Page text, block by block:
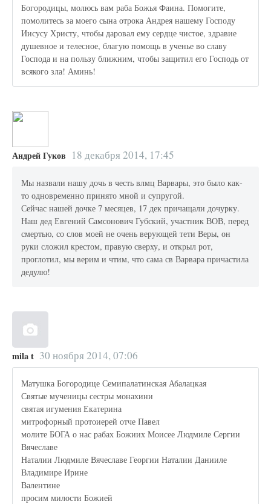
Богородицы, молюсь вам раба Божья Фаина. Помогите,
помолитесь за моего сына отрока Андрея нашему Господу
Иисусу Христу, чтобы даровал ему сердце чистое, здравие
душевное и телесное, благую помощь в ученье во славу
Господа и на пользу ближним, чтобы защитил его Господь от
всякого зла! Аминь!
Андрей Гуков 18 декабря 2014, 17:45
Мы назвали нашу дочь в честь влмц Варвары, это было как-
то одновременно принято мной и супругой.
Сейчас нашей дочке 7 месяцев, 17 дек причащали дочурку.
Наш дед Евгений Самсонович Губский, участник ВОВ, перед
смертью, со слов моей не очень верующей тети Веры, он
руки сложил крестом, правую сверху, и открыл рот,
проглотил, мы верим и чтим, что сама св Варвара причастила
дедулю!
mila t 30 ноября 2014, 07:06
Матушка Богородице Семипалатинская Абалацкая
Святые мученицы сестры монахини
святая игумения Екатерина
митрофорный протоиерей отче Павел
молите БОГА о нас рабах Божиих Моисее Людмиле Сергии
Вячеславе
Наталии Людмиле Вячеславе Георгии Наталии Данииле
Владимире Ирине
Валентине
просим милости Божией